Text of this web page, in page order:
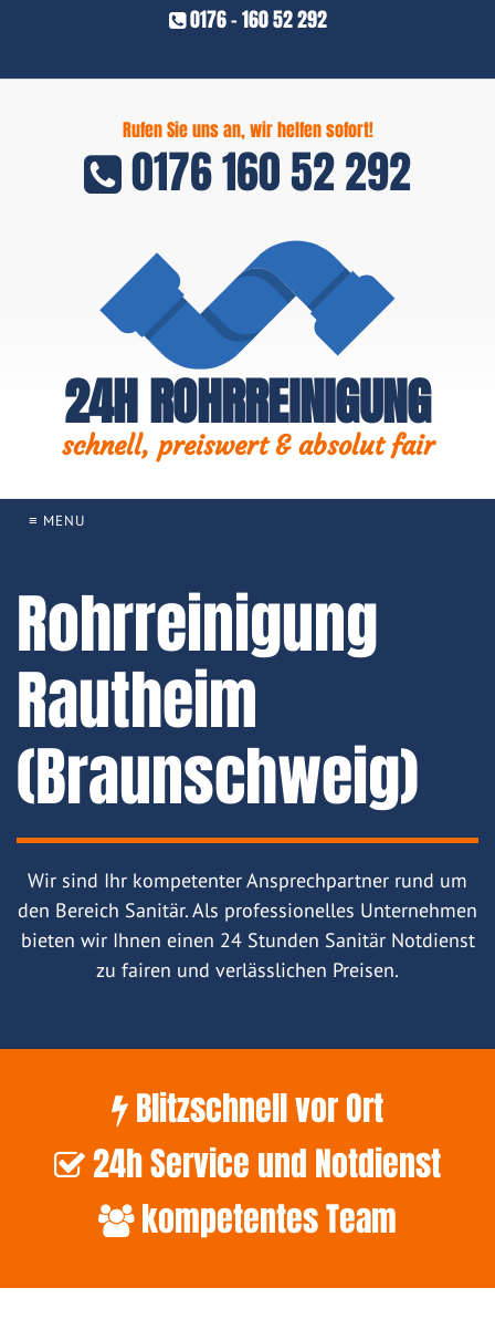
0176 - 160 52 292
Rufen Sie uns an, wir helfen sofort!
0176 160 52 292
24H ROHRREINIGUNG
schnell, preiswert & absolut fair
≡ MENU
Rohrreinigung
Rautheim
(Braunschweig)
Wir sind Ihr kompetenter Ansprechpartner rund um
den Bereich Sanitär. Als professionelles Unternehmen
bieten wir Ihnen einen 24 Stunden Sanitär Notdienst
zu fairen und verlässlichen Preisen.
Blitzschnell vor Ort
24h Service und Notdienst
kompetentes Team